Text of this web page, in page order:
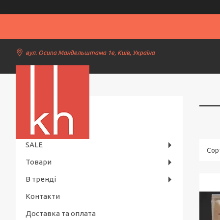
вул. Осипа Мандельштама 1е, Київ, Україна
SALE
Товари
В тренді
Контакти
Доставка та оплата